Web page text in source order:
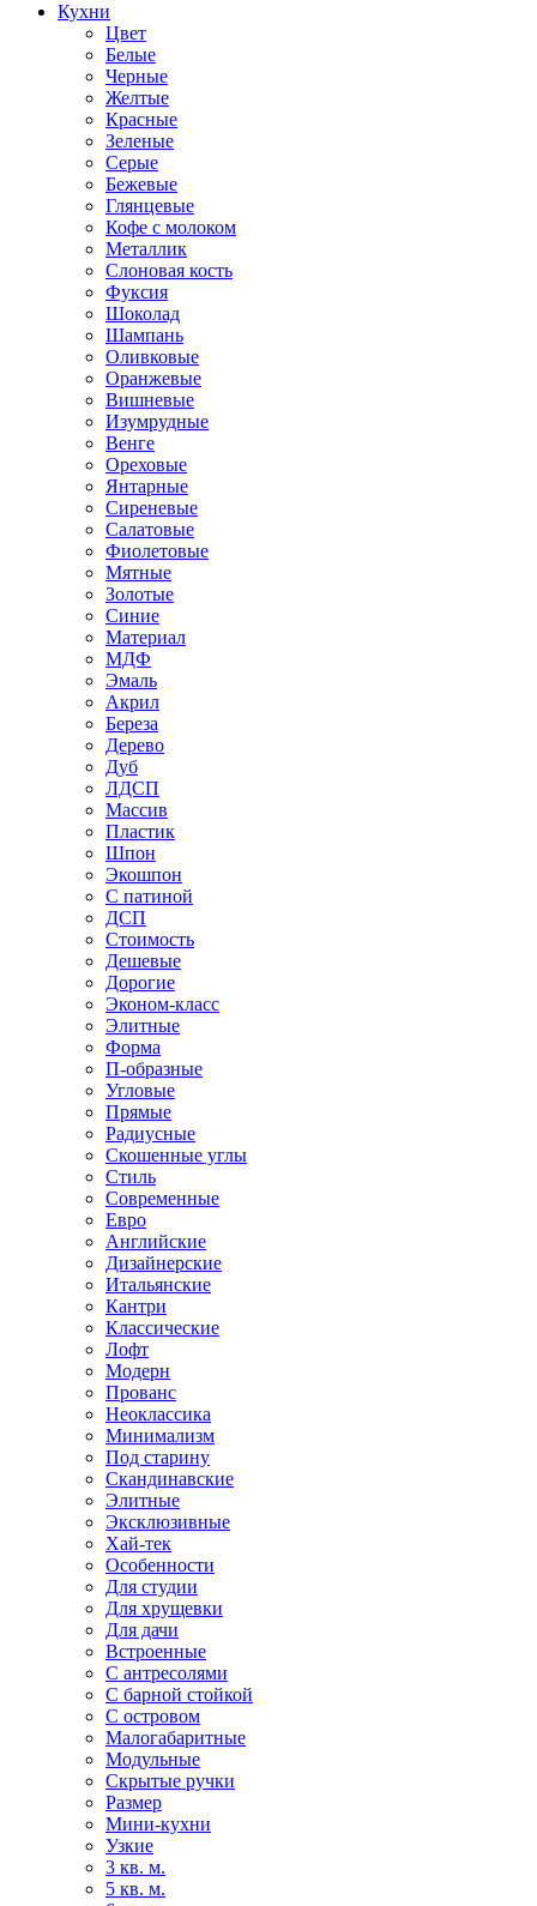
Кухни
Цвет
Белые
Черные
Желтые
Красные
Зеленые
Серые
Бежевые
Глянцевые
Кофе с молоком
Металлик
Слоновая кость
Фуксия
Шоколад
Шампань
Оливковые
Оранжевые
Вишневые
Изумрудные
Венге
Ореховые
Янтарные
Сиреневые
Салатовые
Фиолетовые
Мятные
Золотые
Синие
Материал
МДФ
Эмаль
Акрил
Береза
Дерево
Дуб
ЛДСП
Массив
Пластик
Шпон
Экошпон
С патиной
ДСП
Стоимость
Дешевые
Дорогие
Эконом-класс
Элитные
Форма
П-образные
Угловые
Прямые
Радиусные
Скошенные углы
Стиль
Современные
Евро
Английские
Дизайнерские
Итальянские
Кантри
Классические
Лофт
Модерн
Прованс
Неоклассика
Минимализм
Под старину
Скандинавские
Элитные
Эксклюзивные
Хай-тек
Особенности
Для студии
Для хрущевки
Для дачи
Встроенные
С антресолями
С барной стойкой
С островом
Малогабаритные
Модульные
Скрытые ручки
Размер
Мини-кухни
Узкие
3 кв. м.
5 кв. м.